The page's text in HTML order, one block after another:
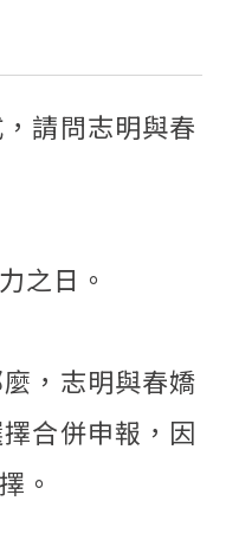
請問志明與春
之日。
，志明與春嬌
合併申報，因
。